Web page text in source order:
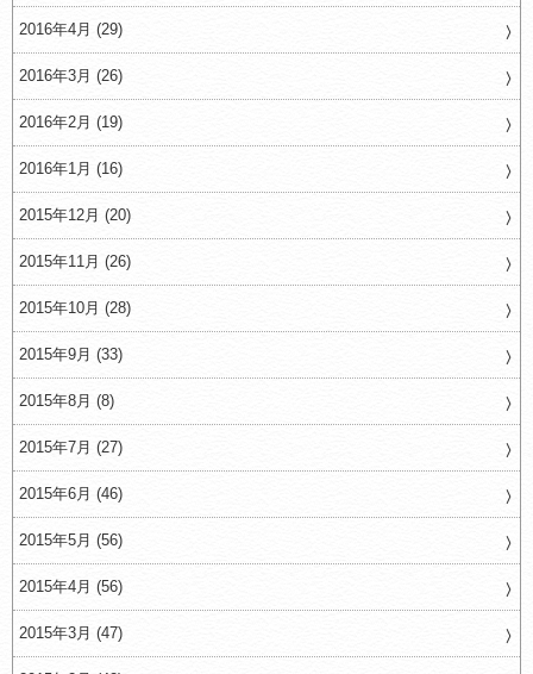
2016年4月 (29)
2016年3月 (26)
2016年2月 (19)
2016年1月 (16)
2015年12月 (20)
2015年11月 (26)
2015年10月 (28)
2015年9月 (33)
2015年8月 (8)
2015年7月 (27)
2015年6月 (46)
2015年5月 (56)
2015年4月 (56)
2015年3月 (47)